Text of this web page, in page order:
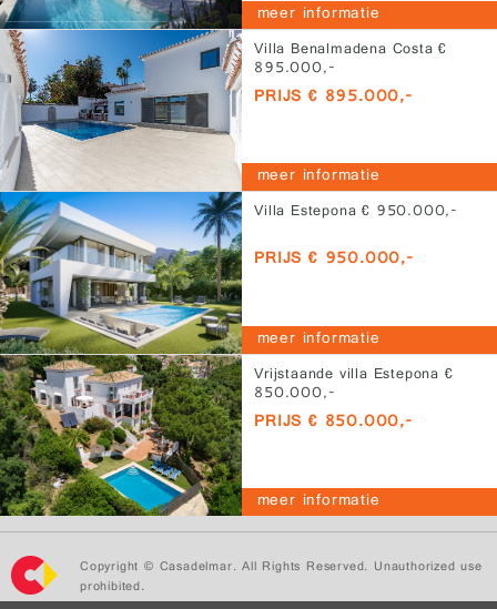
meer informatie
Villa Benalmadena Costa €
895.000,-
PRIJS € 895.000,-
meer informatie
Villa Estepona € 950.000,-
PRIJS € 950.000,-
meer informatie
Vrijstaande villa Estepona €
850.000,-
PRIJS € 850.000,-
meer informatie
Copyright © Casadelmar. All Rights Reserved. Unauthorized use
prohibited.